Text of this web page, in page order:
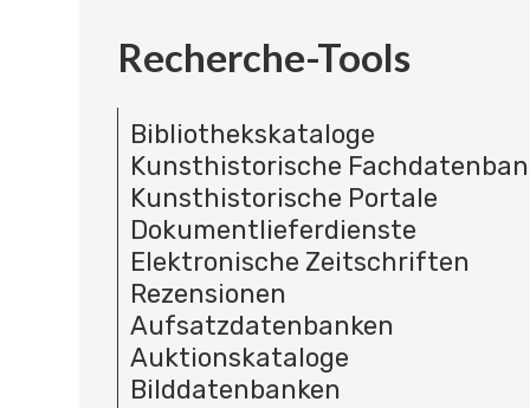
Recherche-Tools
Bibliothekskataloge
Kunsthistorische
Kunsthistorische Portale
Dokumentlieferdienste
Elektronische Zeitschriften
Rezensionen
Aufsatzdatenbanken
Auktionskataloge
Bilddatenbanken